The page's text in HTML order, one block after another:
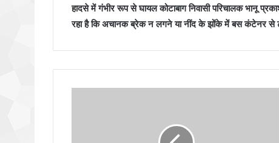
हादसे में गंभीर रूप से घायल कोटाबाग निवासी परिचालक भानू
रहा है कि अचानक ब्रेक न लगने या नींद के झोंके में बस कंटेनर से